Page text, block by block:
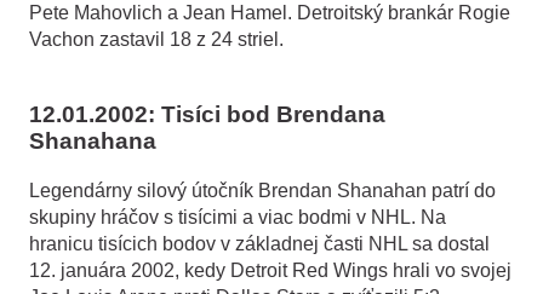
Pete Mahovlich a Jean Hamel. Detroitský brankár Rogie
Vachon zastavil 18 z 24 striel.
12.01.2002: Tisíci bod Brendana
Shanahana
Legendárny silový útočník Brendan Shanahan patrí do
skupiny hráčov s tisícimi a viac bodmi v NHL. Na
hranicu tisícich bodov v základnej časti NHL sa dostal
12. januára 2002, kedy Detroit Red Wings hrali vo svojej